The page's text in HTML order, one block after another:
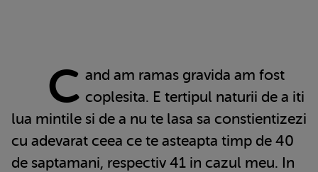
C and am ramas gravida am fost
coplesita. E tertipul naturii de a iti
lua mintile si de a nu te lasa sa constientizezi
cu adevarat ceea ce te asteapta timp de 40
de saptamani, respectiv 41 in cazul meu. In